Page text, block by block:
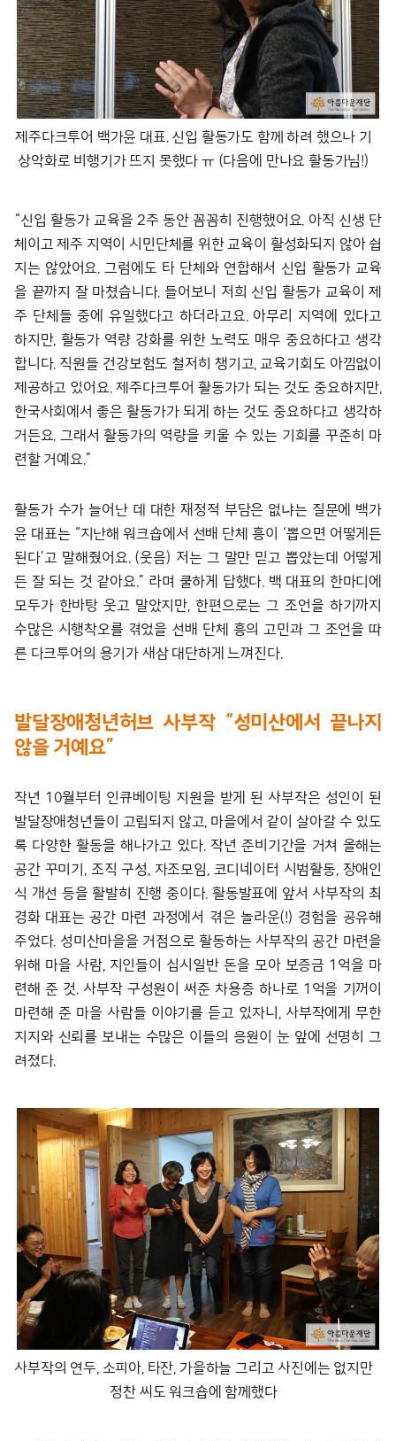
제주다크투어 백가윤 대표. 신입 활동가도 함께 하려 했으나 기
상악화로 비행기가 뜨지 못했다 ㅠ (다음에 만나요 활동가님!)
“신입 활동가 교육을 2주 동안 꼼꼼히 진행했어요. 아직 신생 단
체이고 제주 지역이 시민단체를 위한 교육이 활성화되지 않아 쉽
지는 않았어요. 그럼에도 타 단체와 연합해서 신입 활동가 교육
을 끝까지 잘 마쳤습니다. 들어보니 저희 신입 활동가 교육이 제
주 단체들 중에 유일했다고 하더라고요. 아무리 지역에 있다고
하지만, 활동가 역량 강화를 위한 노력도 매우 중요하다고 생각
합니다. 직원들 건강보험도 철저히 챙기고, 교육기회도 아낌없이
제공하고 있어요. 제주다크투어 활동가가 되는 것도 중요하지만,
한국사회에서 좋은 활동가가 되게 하는 것도 중요하다고 생각하
거든요. 그래서 활동가의 역량을 키울 수 있는 기회를 꾸준히 마
련할 거예요.”
활동가 수가 늘어난 데 대한 재정적 부담은 없냐는 질문에 백가
윤 대표는 “지난해 워크숍에서 선배 단체 흥이 ‘뽑으면 어떻게든
된다’고 말해줬어요. (웃음) 저는 그 말만 믿고 뽑았는데 어떻게
든 잘 되는 것 같아요.” 라며 쿨하게 답했다. 백 대표의 한마디에
모두가 한바탕 웃고 말았지만, 한편으로는 그 조언을 하기까지
수많은 시행착오를 겪었을 선배 단체 흥의 고민과 그 조언을 따
른 다크투어의 용기가 새삼 대단하게 느껴진다.
발달장애청년허브 사부작 “성미산에서 끝나지
않을 거예요”
작년 10월부터 인큐베이팅 지원을 받게 된 사부작은 성인이 된
발달장애청년들이 고립되지 않고, 마을에서 같이 살아갈 수 있도
록 다양한 활동을 해나가고 있다. 작년 준비기간을 거쳐 올해는
공간 꾸미기, 조직 구성, 자조모임, 코디네이터 시범활동, 장애인
식 개선 등을 활발히 진행 중이다. 활동발표에 앞서 사부작의 최
경화 대표는 공간 마련 과정에서 겪은 놀라운(!) 경험을 공유해
주었다. 성미산마을을 거점으로 활동하는 사부작의 공간 마련을
위해 마을 사람, 지인들이 십시일반 돈을 모아 보증금 1억을 마
련해 준 것. 사부작 구성원이 써준 차용증 하나로 1억을 기꺼이
마련해 준 마을 사람들 이야기를 듣고 있자니, 사부작에게 무한
지지와 신뢰를 보내는 수많은 이들의 응원이 눈 앞에 선명히 그
려졌다.
사부작의 연두, 소피아, 타잔, 가을하늘 그리고 사진에는 없지만
정찬 씨도 워크숍에 함께했다